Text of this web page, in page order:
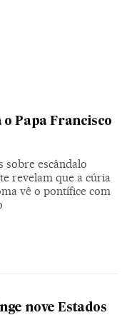
Papa Francisco
sobre escândalo
revelam que a cúria
vê o pontífice com
nove Estados